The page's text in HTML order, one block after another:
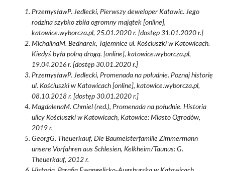
PrzemysławP. Jedlecki, Pierwszy deweloper Katowic. Jego
rodzina szybko zbiła ogromny majątek [online],
katowice.wyborcza.pl, 25.01.2020 r. [dostęp 31.01.2020 r.]
MichalinaM. Bednarek, Tajemnice ul. Kościuszki w Katowicach.
Kiedyś była polną drogą. [online], katowice.wyborcza.pl,
19.04.2016 r. [dostęp 30.01.2020 r.]
PrzemysławP. Jedlecki, Promenada na południe. Poznaj historię
ul. Kościuszki w Katowicach [online], katowice.wyborcza.pl,
08.10.2018 r. [dostęp 30.01.2020 r.]
MagdalenaM. Chmiel (red.), Promenada na południe. Historia
ulicy Kościuszki w Katowicach, Katowice: Miasto Ogrodów,
2019 r.
GeorgG. Theuerkauf, Die Baumeisterfamilie Zimmermann
unsere Vorfahren aus Schlesien, Kelkheim/Taunus: G.
Theuerkauf, 2012 r.